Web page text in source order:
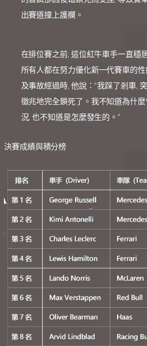
出賽道撞上護欄。
在排位賽之前, 這位紅牛車手一直穩
所有人都在努力優化新一代賽車的
及事故經過時, 他說：“我踩了剎車,
徵兆地完全鎖死了。我不知道為什
況, 也不知道是怎麼發生的。”
決賽成績與積分榜